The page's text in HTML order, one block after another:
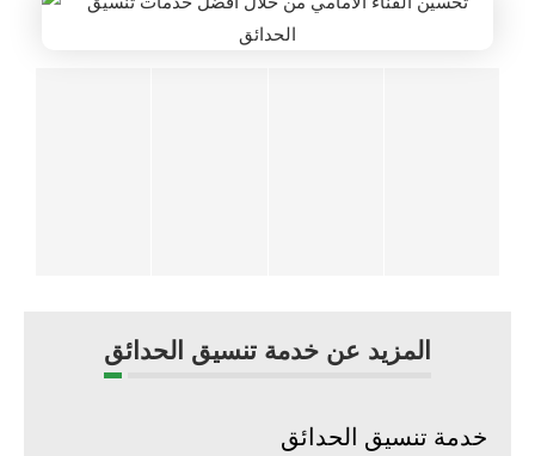
المزيد عن خدمة تنسيق الحدائق
خدمة تنسيق الحدائق